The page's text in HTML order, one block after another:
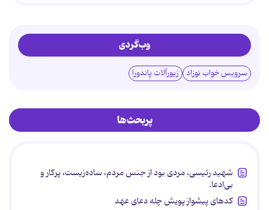
وب‌گردی
سرویس خواب نوزاد زیورآلات پاندورا
پربحث‌ها
شهید رئیسی، مردی بود از جنس مردم، ساده‌زیست، پرکار و
بی‌ادعا.
کدهای پیشواز پویش چله دعای عهد